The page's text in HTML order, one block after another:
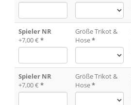
Spieler NR
+7,00 € *
Größe Trikot &
Hose*
Spieler NR
+7,00 € *
Größe Trikot &
Hose*